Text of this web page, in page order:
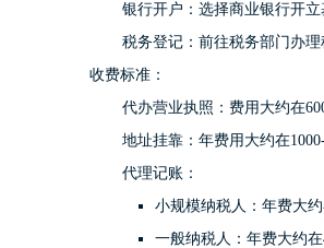
银行开户：选择商业银行开立
税务登记：前往税务部门办理
收费标准：
代办营业执照：费用大约在
地址挂靠：年费用大约在1000-
代理记账：
小规模纳税人：年费大约
一般纳税人：年费大约在